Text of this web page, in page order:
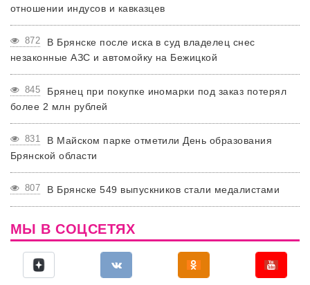
отношении индусов и кавказцев
872
В Брянске после иска в суд владелец снес
незаконные АЗС и автомойку на Бежицкой
845
Брянец при покупке иномарки под заказ потерял
более 2 млн рублей
831
В Майском парке отметили День образования
Брянской области
807 В Брянске 549 выпускников стали медалистами
МЫ В СОЦСЕТЯХ